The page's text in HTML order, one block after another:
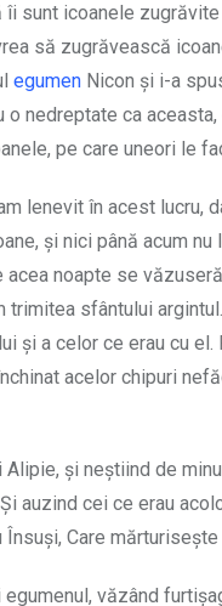
sunt icoanele
să zugrăvească
egumen Nicon și i-a
nedreptate ca
pe care uneori le
lenevit în acest lucru,
și nici până acum
noapte se
sfântului
și a celor ce erau cu
acelor chipuri
și neștiind de
auzind cei ce erau
Care
văzând